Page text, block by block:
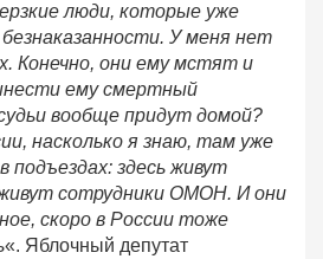
люди, которые уже
У меня нет
Конечно, они ему мстят и
ему смертный
вообще придут домой?
насколько я знаю, там уже
здесь живут
сотрудники ОМОН. И они
скоро в России тоже
«. Яблочный депутат